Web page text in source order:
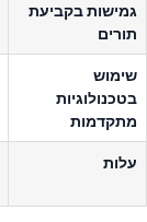
גמישות בקביעת
תורים
שימוש
בטכנולוגיות
מתקדמות
עלות